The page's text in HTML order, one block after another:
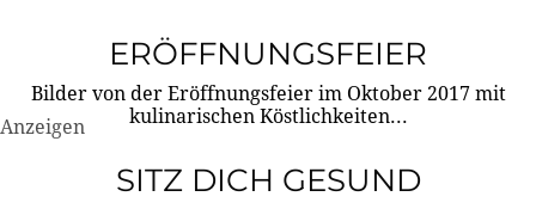
ERÖFFNUNGSFEIER
Bilder von der Eröffnungsfeier im Oktober 2017 mit
kulinarischen Köstlichkeiten...
Anzeigen
SITZ DICH GESUND